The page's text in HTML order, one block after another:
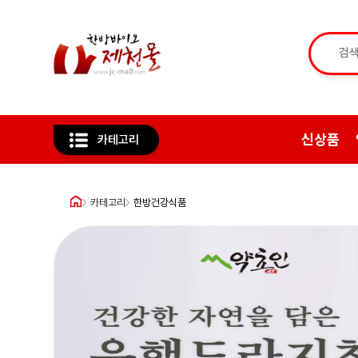
카테고리 신상품
카테고리 한방건강식품